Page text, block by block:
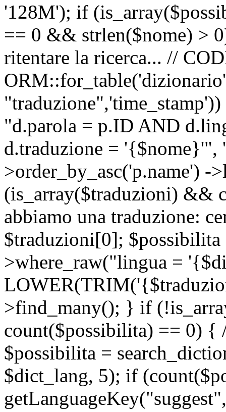
'128M'); if
== 0 && strlen($nome) >
ritentare la ricerca... //
"d.parola = p.ID AND
d.traduzione = '{$nome}'",
>order_by_asc('p.name')
(is_array($traduzioni) &&
abbiamo una traduzione:
$traduzioni[0];
>where_raw("lingua =
>find_many(); } if
count($possibilita) == 0) {
$possibilita =
$dict_lang, 5); if